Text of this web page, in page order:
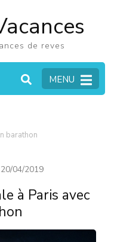
de reves
MENU
barathon
20/04/2019
à Paris avec